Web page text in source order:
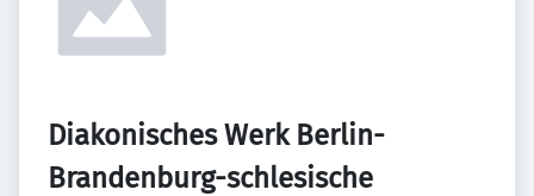
Diakonisches Werk Berlin-
Brandenburg-schlesische